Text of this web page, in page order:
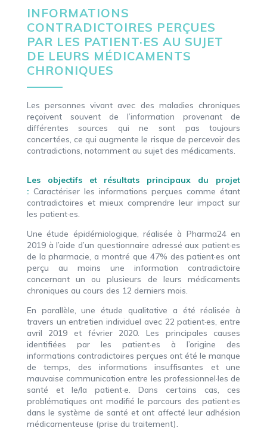
INFORMATIONS
CONTRADICTOIRES PERÇUES
PAR LES PATIENT·ES AU SUJET
DE LEURS MÉDICAMENTS
CHRONIQUES
Les personnes vivant avec des maladies chroniques
reçoivent souvent de l’information provenant de
différentes sources qui ne sont pas toujours
concertées, ce qui augmente le risque de percevoir des
contradictions, notamment au sujet des médicaments.
Les objectifs et résultats principaux du projet
: Caractériser les informations perçues comme étant
contradictoires et mieux comprendre leur impact sur
les patient·es.
Une étude épidémiologique, réalisée à Pharma24 en
2019 à l’aide d’un questionnaire adressé aux patient·es
de la pharmacie, a montré que 47% des patient·es ont
perçu au moins une information contradictoire
concernant un ou plusieurs de leurs médicaments
chroniques au cours des 12 derniers mois.
En parallèle, une étude qualitative a été réalisée à
travers un entretien individuel avec 22 patient·es, entre
avril 2019 et février 2020. Les principales causes
identifiées par les patient·es à l’origine des
informations contradictoires perçues ont été le manque
de temps, des informations insuffisantes et une
mauvaise communication entre les professionnel·les de
santé et le/la patient·e. Dans certains cas, ces
problématiques ont modifié le parcours des patient·es
dans le système de santé et ont affecté leur adhésion
médicamenteuse (prise du traitement).